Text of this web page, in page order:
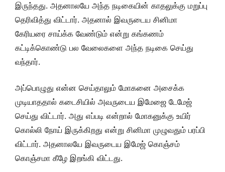
இருந்தது. அதனாலயே அந்த நடிகையின் காதலுக்கு மறுப்பு
தெரிவித்து விட்டார். அதனால் இவருடைய சினிமா
கேரியரை சாய்க்க வேண்டும் என்று கங்கணம்
கட்டிக்கொண்டு பல வேலைகளை அந்த நடிகை செய்து
வந்தார்.
அப்பொழுது என்ன செய்தாலும் மோகனை அசைக்க
முடியாததால் கடைசியில் அவருடைய இமேஜை டேமேஜ்
செய்து விட்டார். அது எப்படி என்றால் மோகனுக்கு உயிர்
கொல்லி நோய் இருக்கிறது என்று சினிமா முழுவதும் பரப்பி
விட்டார். அதனாலயே இவருடைய இமேஜ் கொஞ்சம்
கொஞ்சமா கீழே இறங்கி விட்டது.